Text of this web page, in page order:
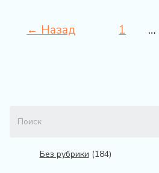
Без рубрики (184)
необычными
кактусами
← Назад 1 …